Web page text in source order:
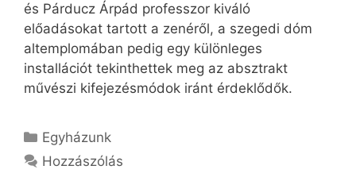
és Párducz Árpád professzor kiváló
előadásokat tartott a zenéről, a szegedi dóm
altemplomában pedig egy különleges
installációt tekinthettek meg az absztrakt
művészi kifejezésmódok iránt érdeklődők.
Kategória
Egyházunk
Hozzászólás